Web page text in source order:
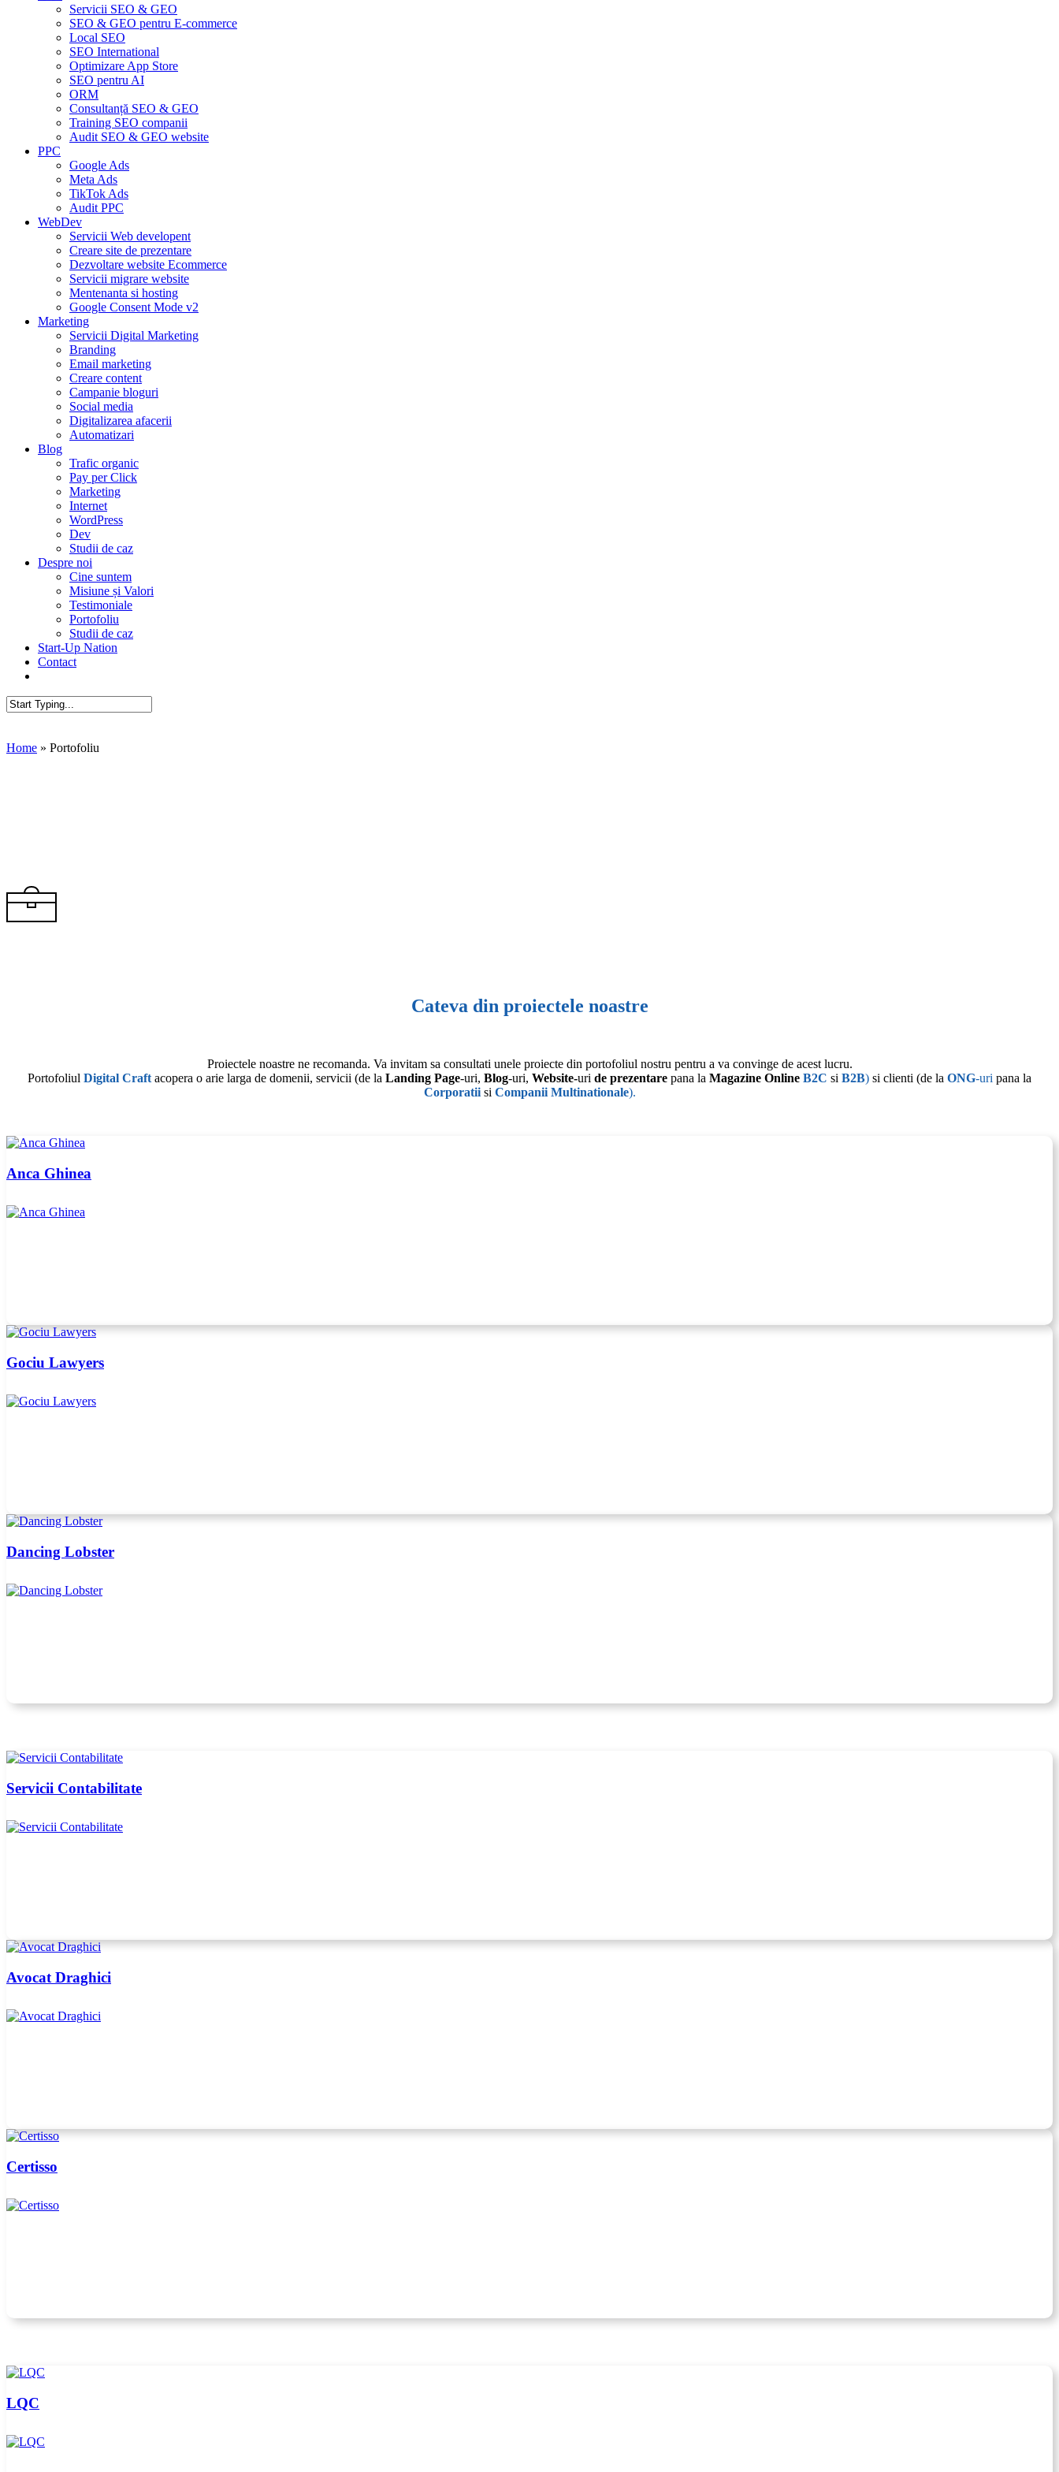
Servicii SEO & GEO
SEO & GEO pentru E-commerce
Local SEO
SEO International
Optimizare App Store
SEO pentru AI
ORM
Consultanță SEO & GEO
Training SEO companii
Audit SEO & GEO website
PPC
Google Ads
Meta Ads
TikTok Ads
Audit PPC
WebDev
Servicii Web developent
Creare site de prezentare
Dezvoltare website Ecommerce
Servicii migrare website
Mentenanta si hosting
Google Consent Mode v2
Marketing
Servicii Digital Marketing
Branding
Email marketing
Creare content
Campanie bloguri
Social media
Digitalizarea afacerii
Automatizari
Blog
Trafic organic
Pay per Click
Marketing
Internet
WordPress
Dev
Studii de caz
Despre noi
Cine suntem
Misiune și Valori
Testimoniale
Portofoliu
Studii de caz
Start-Up Nation
Contact
Home » Portofoliu
Cateva din proiectele noastre
Proiectele noastre ne recomanda. Va invitam sa consultati unele proiecte din portofoliul nostru pentru a va convinge de acest lucru.
Portofoliul Digital Craft acopera o arie larga de domenii, servicii (de la Landing Page-uri, Blog-uri, Website-uri de prezentare pana la Magazine Online B2C si B2B) si clienti (de la ONG-uri pana la
Corporatii si Companii Multinationale).
Anca Ghinea
Gociu Lawyers
Dancing Lobster
Servicii Contabilitate
Avocat Draghici
Certisso
LQC